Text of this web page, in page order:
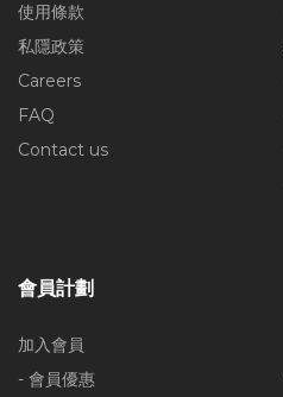
使用條款
私隱政策
Careers
FAQ
Contact us
會員計劃
加入會員
- 會員優惠